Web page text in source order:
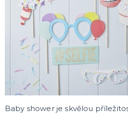
Baby shower je skvělou